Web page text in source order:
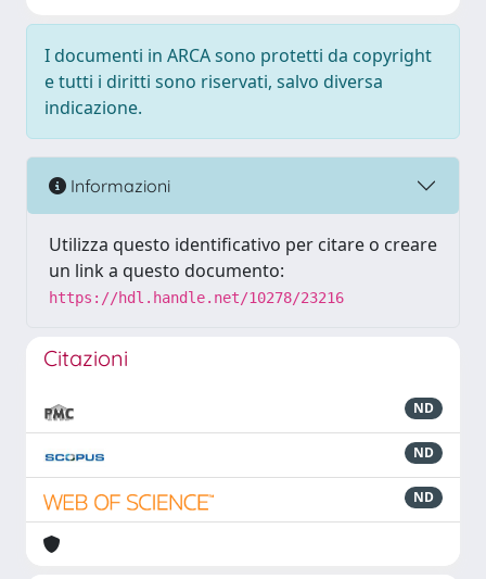
I documenti in ARCA sono protetti da copyright
e tutti i diritti sono riservati, salvo diversa
indicazione.
Informazioni
Utilizza questo identificativo per citare o creare
un link a questo documento:
https://hdl.handle.net/10278/23216
Citazioni
ND
ND
ND